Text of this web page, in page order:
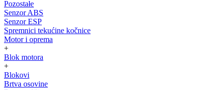
Pozostałe
Senzor ABS
Senzor ESP
Spremnici tekućine kočnice
Motor i oprema
+
Blok motora
+
Blokovi
Brtva osovine